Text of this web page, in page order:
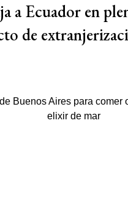
a Ecuador en
de